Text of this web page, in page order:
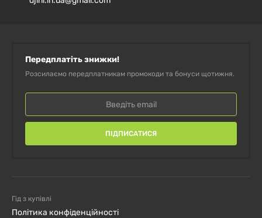
Передплатіть знижки!
Розсилаємо передплатникам промокоди та бонуси щотижня.
ПІДПИСАТИСЯ
Гід з купівлі
Політика конфіденційності